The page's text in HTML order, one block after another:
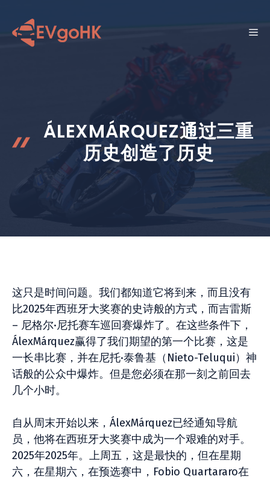
菜
ÁLEXMÁRQUEZ通过三重
历史创造了历史
这只是时间问题。我们都知道它将到来，而且没有
比2025年西班牙大奖赛的史诗般的方式，而吉雷斯
– 尼格尔·尼托赛车巡回赛爆炸了。在这些条件下，
ÁlexMárquez赢得了我们期望的第一个比赛，这是
一长串比赛，并在尼托·泰鲁基（Nieto-Teluqui）神
话般的公众中爆炸。但是您必须在那一刻之前回去
几个小时。
自从周末开始以来，ÁlexMárquez已经通知导航
员，他将在西班牙大奖赛中成为一个艰难的对手。
2025年2025年。上周五，这是最快的，但在星期
六，在星期六，在预选赛中，Fobio Quartararo在